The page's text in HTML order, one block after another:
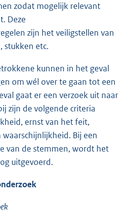
zodat mogelijk relevant
Deze
zijn het veiligstellen van
stukken etc.
kunnen in het geval
om wél over te gaan tot een
gaat er een verzoek uit naar
zijn de volgende criteria
ernst van het feit,
Bij een
van de stemmen, wordt het
uitgevoerd.